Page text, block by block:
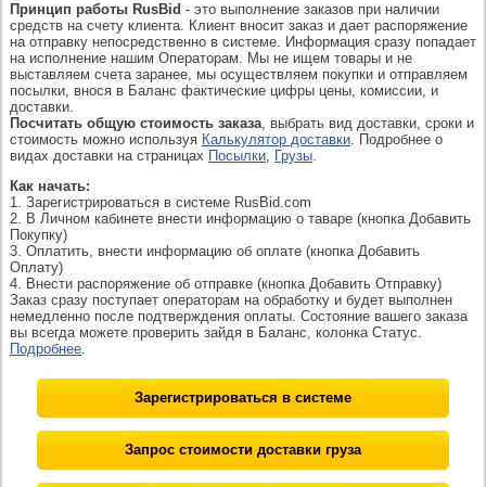
Принцип работы RusBid - это выполнение заказов при наличии
средств на счету клиента. Клиент вносит заказ и дает распоряжение
на отправку непосредственно в системе. Информация сразу попадает
на исполнение нашим Операторам. Мы не ищем товары и не
выставляем счета заранее, мы осуществляем покупки и отправляем
посылки, внося в Баланс фактические цифры цены, комиссии, и
доставки.
Посчитать общую стоимость заказа, выбрать вид доставки, сроки и
стоимость можно используя Калькулятор доставки. Подробнее о
видах доставки на страницах Посылки, Грузы.
Как начать:
1. Зарегистрироваться в системе RusBid.com
2. В Личном кабинете внести информацию о таваре (кнопка Добавить
Покупку)
3. Оплатить, внести информацию об оплате (кнопка Добавить
Оплату)
4. Внести распоряжение об отправке (кнопка Добавить Отправку)
Заказ сразу поступает операторам на обработку и будет выполнен
немедленно после подтверждения оплаты. Состояние вашего заказа
вы всегда можете проверить зайдя в Баланс, колонка Статус.
Подробнее.
Зарегистрироваться в системе
Запрос стоимости доставки груза